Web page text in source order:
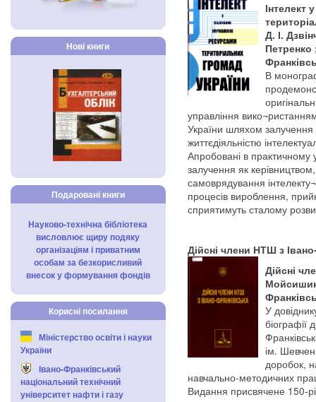
Нові книги
Подаровані книги
Науково-технічна бібліотека
висловлює щиру подяку
організаціям і приватним
особам за безкорисливий
внесок у формування фондів
Корисні посилання
Міністерство освіти і науки
України
Івано-Франківський
національний технічний
університет нафти і газу
Інтелект
Д. І.
Петренко
В
управління
України шляхом залучення
життєдіяльністю
Апробовані в практичному
залучення як
самоврядування
процесів вироблення,
сприятимуть сталому
Дійсні члени НТШ з
Дійсні
У
біографії
ім.
доробок,
навчально-методичних
Видання присвячене 150-